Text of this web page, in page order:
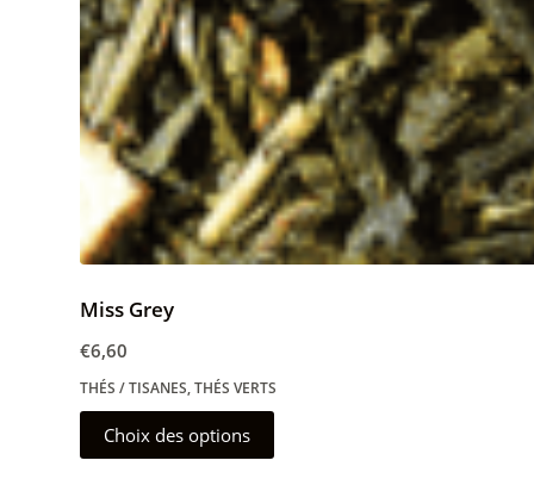
Miss Grey
€6,60
THÉS / TISANES,THÉS VERTS
Choix des options
produit